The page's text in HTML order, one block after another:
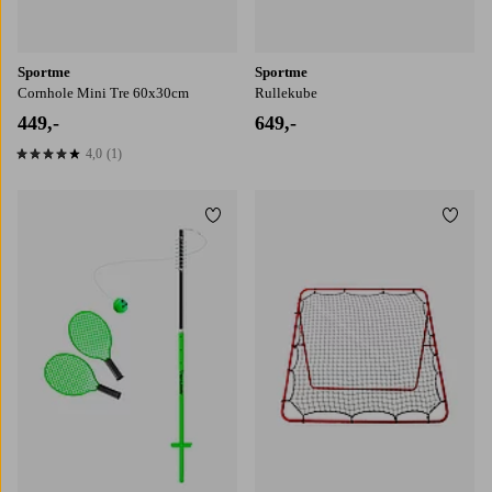
Sportme
Cornhole Mini Tre 60x30cm
449,-
4,0 basert på 1 karaktergivninger
4,0 (1)
Sportme
Rullekube
649,-
Legg til favoritter